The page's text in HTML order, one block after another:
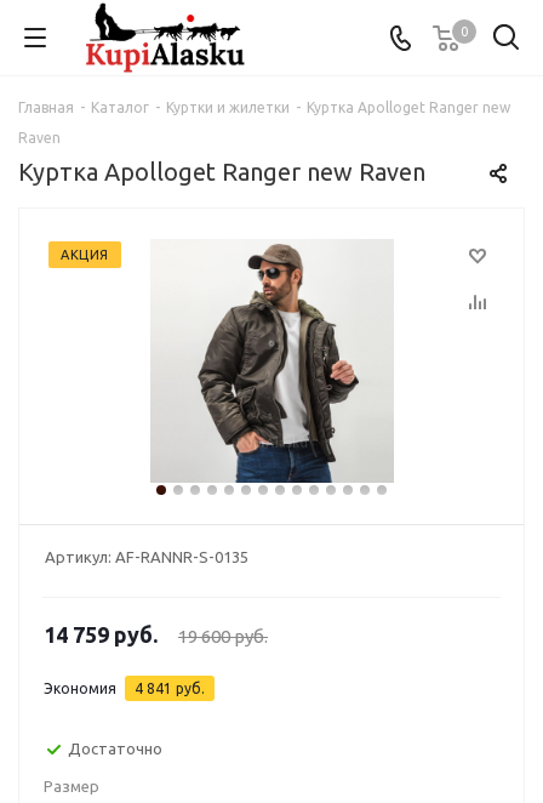
0
Главная - Каталог - Куртки и жилетки - Куртка Apolloget Ranger new
Raven
Куртка Apolloget Ranger new Raven
АКЦИЯ
Артикул: AF-RANNR-S-0135
14 759 руб. 19 600руб.
Экономия 4 841 руб.
Достаточно
Размер